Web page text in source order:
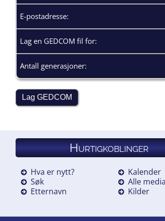
E-postadresse:
Lag en GEDCOM fil for:
Antall generasjoner:
Hurtigkoblinger
Hva er nytt?
Søk
Etternavn
Kalender
Alle media
Kilder